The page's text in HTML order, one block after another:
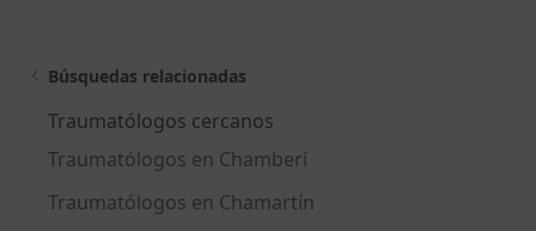
Búsquedas relacionadas
Traumatólogos cercanos
Traumatólogos en Chamberí
Traumatólogos en Chamartín